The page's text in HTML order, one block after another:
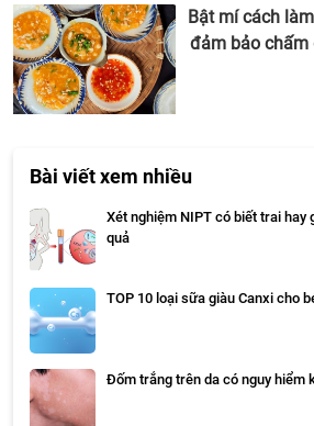
Bật mí cách
đảm bảo chấm
Bài viết xem nhiều
Xét nghiệm NIPT có biết trai hay
quả
TOP 10 loại sữa giàu Canxi cho
Đốm trắng trên da có nguy hiểm